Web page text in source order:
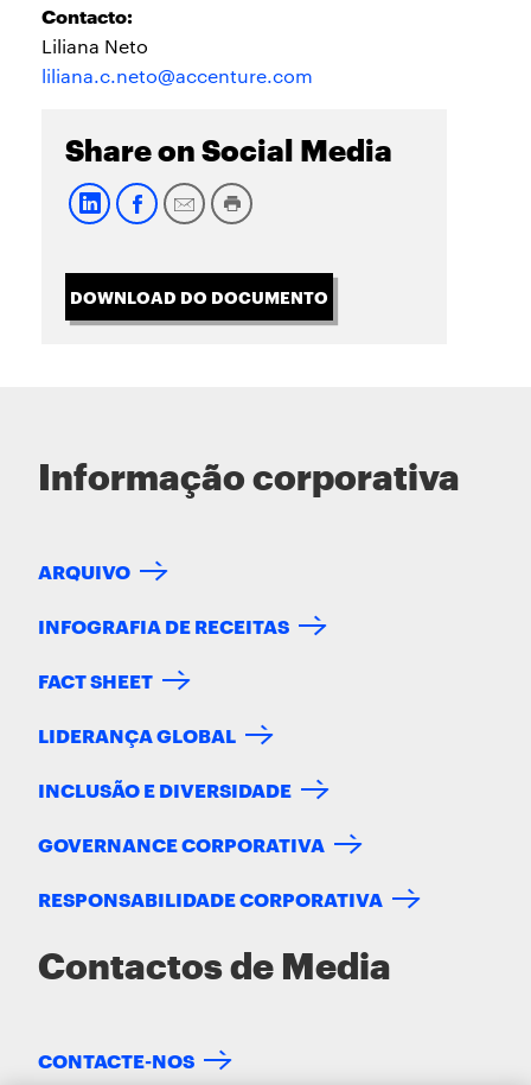
Contacto:
Liliana Neto
liliana.c.neto@accenture.com
Share on Social Media
DOWNLOAD DO DOCUMENTO
Informação corporativa
ARQUIVO
INFOGRAFIA DE RECEITAS
FACT SHEET
LIDERANÇA GLOBAL
INCLUSÃO E DIVERSIDADE
GOVERNANCE CORPORATIVA
RESPONSABILIDADE CORPORATIVA
Contactos de Media
CONTACTE-NOS